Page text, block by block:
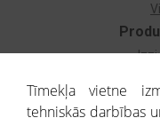
Tīmekļa vietne
tehniskās darbības